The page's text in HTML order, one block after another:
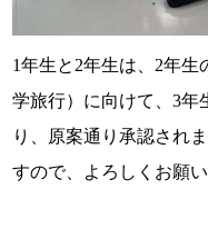
1年生と2年生は、2年
学旅行）に向けて、3年
り、原案通り承認され
すので、よろしくお願い